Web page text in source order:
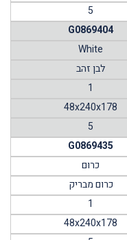
5
G0869404
White
לבן זהב
1
48x240x178
5
G0869435
כרום
כרום מבריק
1
48x240x178